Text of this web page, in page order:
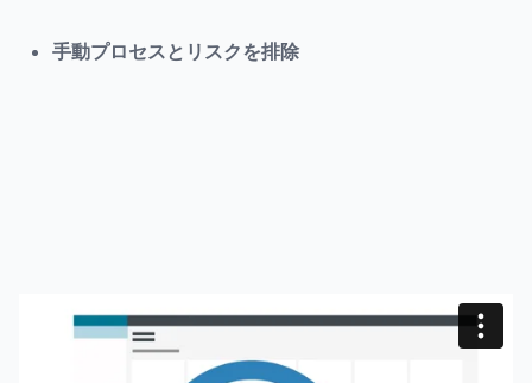
手動プロセスとリスクを排除